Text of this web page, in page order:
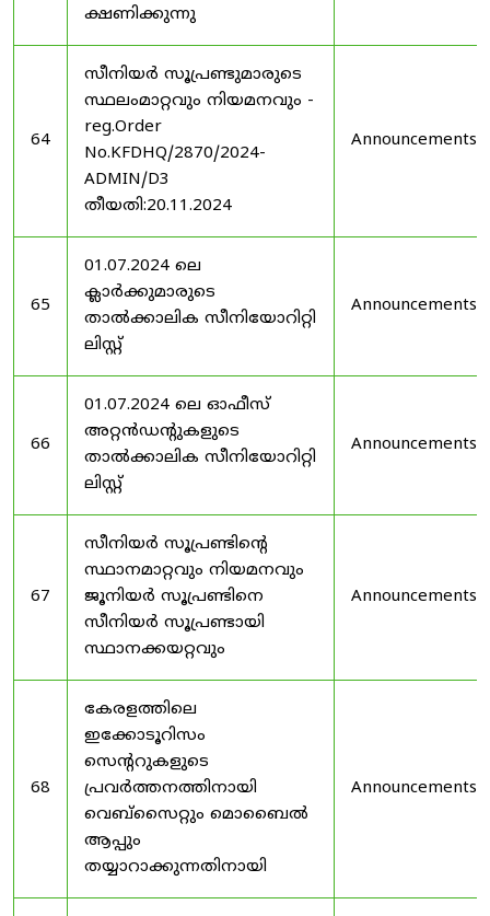
ക്ഷണിക്കുന്നു
64
സീനിയർ സൂപ്രണ്ടുമാരുടെ
സ്ഥലംമാറ്റവും നിയമനവും -
reg.Order
No.KFDHQ/2870/2024-
ADMIN/D3
തീയതി:20.11.2024
Announcements
65
01.07.2024 ലെ
ക്ലാർക്കുമാരുടെ
താൽക്കാലിക സീനിയോറിറ്റി
ലിസ്റ്റ്
Announcements
66
01.07.2024 ലെ ഓഫീസ്
അറ്റൻഡൻ്റുകളുടെ
താൽക്കാലിക സീനിയോറിറ്റി
ലിസ്റ്റ്
Announcements
67
സീനിയർ സൂപ്രണ്ടിൻ്റെ
സ്ഥാനമാറ്റവും നിയമനവും
ജൂനിയർ സൂപ്രണ്ടിനെ
സീനിയർ സൂപ്രണ്ടായി
സ്ഥാനക്കയറ്റവും
Announcements
68
കേരളത്തിലെ
ഇക്കോടൂറിസം
സെന്ററുകളുടെ
പ്രവർത്തനത്തിനായി
വെബ്സൈറ്റും മൊബൈൽ
ആപ്പും
തയ്യാറാക്കുന്നതിനായി
Announcements